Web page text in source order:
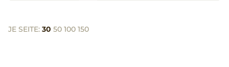
JE SEITE: 30 50 100 150